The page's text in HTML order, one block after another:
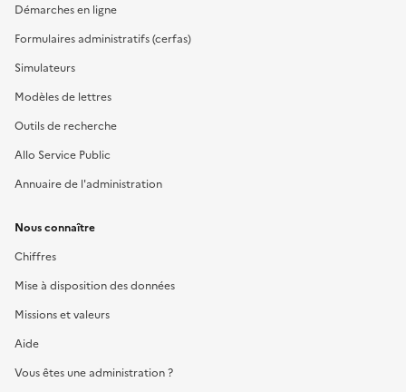
Démarches en ligne
Formulaires administratifs (cerfas)
Simulateurs
Modèles de lettres
Outils de recherche
Allo Service Public
Annuaire de l'administration
Nous connaître
Chiffres
Mise à disposition des données
Missions et valeurs
Aide
Vous êtes une administration ?